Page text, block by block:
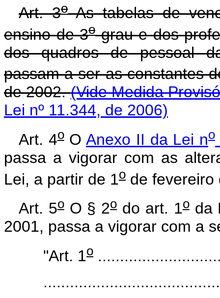
Art. 3oAs tabelas de
ensino de 3ograu e dos
dos quadros de pessoal
passam a ser as constantes
de 2002.(Vide Medida
Lei nº 11.344, de 2006)
Art. 4oOAnexo II da Lei no
passa a vigorar com as
Lei, a partir de 1o de fevereiro
Art. 5oO § 2odo art. 1oda
2001, passa a vigorar com a
"Art. 1o